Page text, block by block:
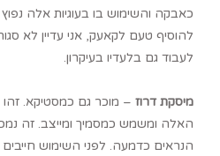
כאבקה והשימוש בו בעוגיות אלה
להוסיף טעם לקאעק, אני עדיין לא
לעבוד גם בלעדיו בעיקרון.
מיסקת דרוז – מוכר גם כמסטיקא.
האלה ומשמש כמסמיך ומייצב. זה
הנראים כדמעה. לפני השימוש